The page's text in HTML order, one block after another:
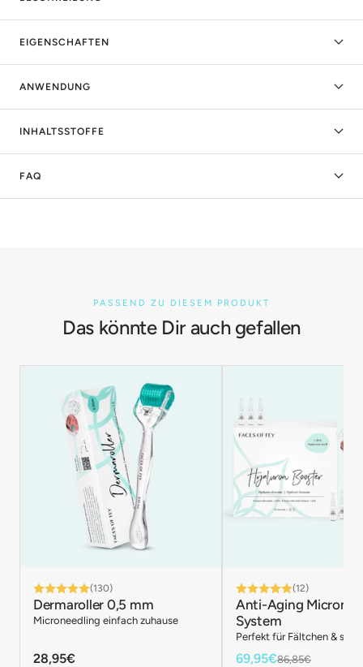
EIGENSCHAFTEN
ANWENDUNG
INHALTSSTOFFE
FAQ
PASSEND ZU DIESEM PRODUKT
Das könnte Dir auch gefallen
(130)
Dermaroller 0,5 mm
Microneedling einfach zuhause
28,95€
(12)
Anti-Aging
System
Perfekt für Fältchen &
69,95€86,85€